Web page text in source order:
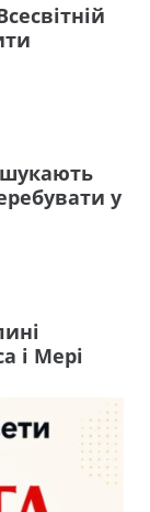
у
і Мері